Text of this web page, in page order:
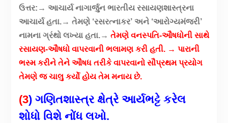
ઉત્તર:→ આચાર્ય નાગાર્જુન ભારતીય રસાયણશાસ્ત્રના
આચાર્ય હતા.→ તેમણે ‘રસરત્નાકર’ અને ‘આરોગ્યમંજરી’
નામના ગ્રંથો લખ્યા હતા.→ તેમણે વનસ્પતિ-ઔષધોની સાથે
રસાયણ-ઔષધો વાપરવાની ભલામણ કરી હતી. → પારાની
ભસ્મ કરીને તેને ઔષધ તરીકે વાપરવાનો સૌપ્રથમ પ્રયોગ
તેમણે જ ચાલુ કર્યો હોય તેમ મનાય છે.
(3) ગણિતશાસ્ત્ર ક્ષેત્રે આર્યભટ્ટે કરેલ
શોધો વિશે નોંધ લખો.